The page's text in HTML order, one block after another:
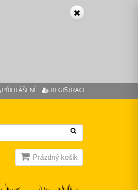
PŘIHLÁŠENÍ REGISTRACE
Prázdný košík